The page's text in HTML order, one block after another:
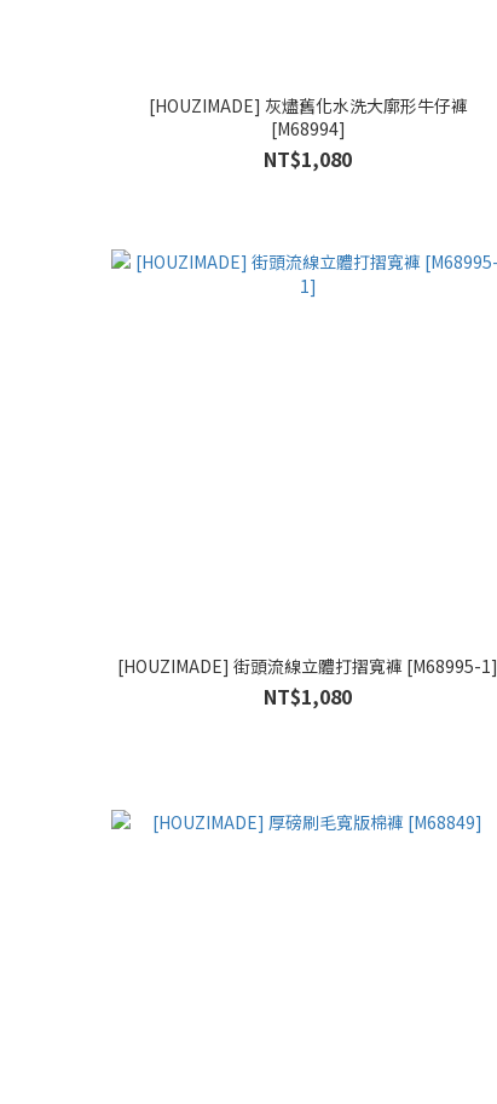
[HOUZIMADE] 灰燼舊化水洗大廓形牛仔褲
[M68994]
NT$1,080
[HOUZIMADE] 街頭流線立體打摺寬褲 [M68995-1]
NT$1,080